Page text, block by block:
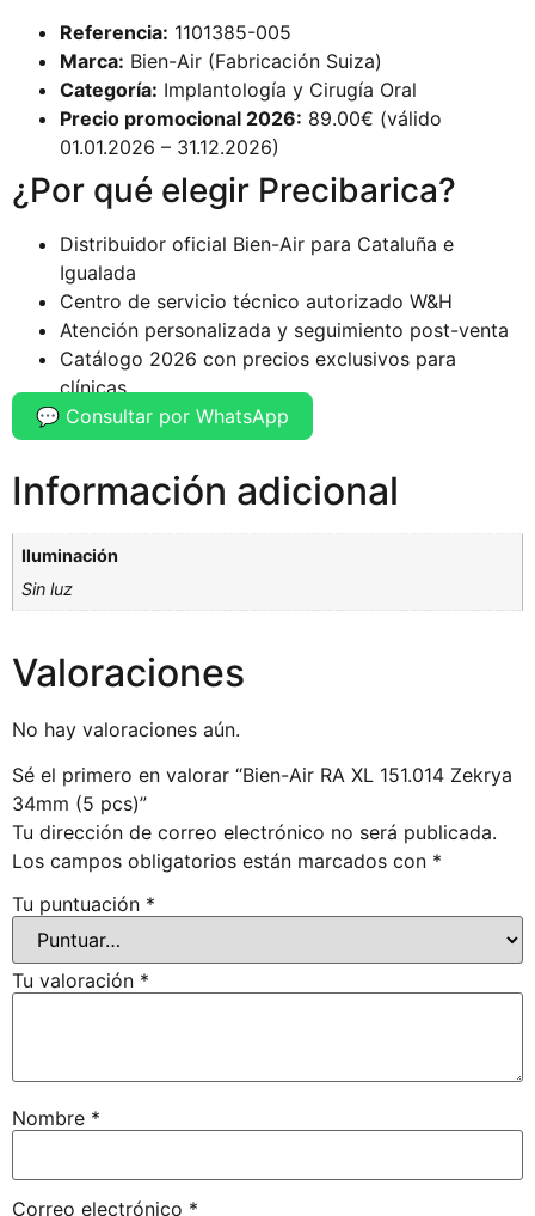
Referencia: 1101385-005
Marca: Bien-Air (Fabricación Suiza)
Categoría: Implantología y Cirugía Oral
Precio promocional 2026: 89.00€ (válido
01.01.2026 – 31.12.2026)
¿Por qué elegir Precibarica?
Distribuidor oficial Bien-Air para Cataluña e
Igualada
Centro de servicio técnico autorizado W&H
Atención personalizada y seguimiento post-venta
Catálogo 2026 con precios exclusivos para
clínicas
💬 Consultar por WhatsApp
Información adicional
Iluminación
Sin luz
Valoraciones
No hay valoraciones aún.
Sé el primero en valorar “Bien-Air RA XL 151.014 Zekrya
34mm (5 pcs)”
Tu dirección de correo electrónico no será publicada.
Los campos obligatorios están marcados con *
Tu puntuación *
Tu valoración *
Nombre *
Correo electrónico *